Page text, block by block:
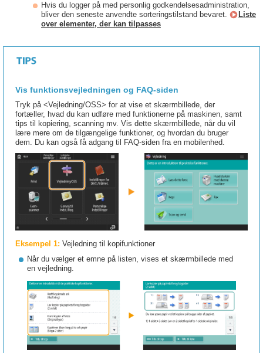
Hvis du logger på med personlig godkendelsesadministration,
bliver den seneste anvendte sorteringstilstand bevaret.
Liste
over elementer, der kan tilpasses
Vis funktionsvejledningen og FAQ-siden
Tryk på <Vejledning/OSS> for at vise et skærmbillede, der
fortæller, hvad du kan udføre med funktionerne på maskinen, samt
tips til kopiering, scanning mv. Vis dette skærmbillede, når du vil
lære mere om de tilgængelige funktioner, og hvordan du bruger
dem. Du kan også få adgang til FAQ-siden fra en mobilenhed.
Eksempel 1: Vejledning til kopifunktioner
Når du vælger et emne på listen, vises et skærmbillede med
en vejledning.